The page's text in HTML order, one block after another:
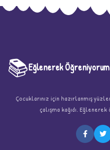
★
📚Eğlenerek Öğreniyorum
Çocuklarınız için hazırlanmış
çalışma kağıdı.